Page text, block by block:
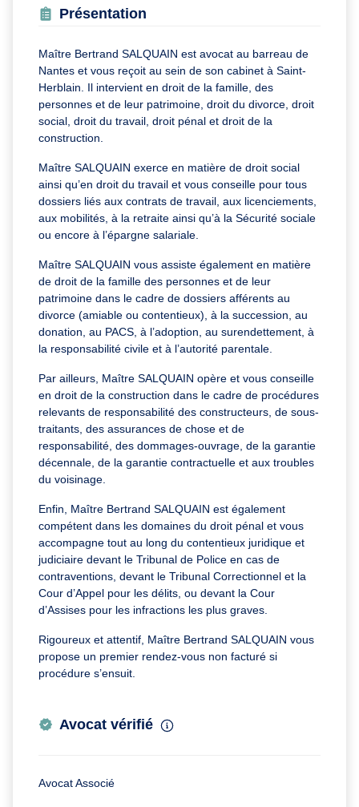
Présentation
Maître Bertrand SALQUAIN est avocat au barreau de
Nantes et vous reçoit au sein de son cabinet à Saint-
Herblain. Il intervient en droit de la famille, des
personnes et de leur patrimoine, droit du divorce, droit
social, droit du travail, droit pénal et droit de la
construction.
Maître SALQUAIN exerce en matière de droit social
ainsi qu’en droit du travail et vous conseille pour tous
dossiers liés aux contrats de travail, aux licenciements,
aux mobilités, à la retraite ainsi qu’à la Sécurité sociale
ou encore à l’épargne salariale.
Maître SALQUAIN vous assiste également en matière
de droit de la famille des personnes et de leur
patrimoine dans le cadre de dossiers afférents au
divorce (amiable ou contentieux), à la succession, au
donation, au PACS, à l’adoption, au surendettement, à
la responsabilité civile et à l’autorité parentale.
Par ailleurs, Maître SALQUAIN opère et vous conseille
en droit de la construction dans le cadre de procédures
relevants de responsabilité des constructeurs, de sous-
traitants, des assurances de chose et de
responsabilité, des dommages-ouvrage, de la garantie
décennale, de la garantie contractuelle et aux troubles
du voisinage.
Enfin, Maître Bertrand SALQUAIN est également
compétent dans les domaines du droit pénal et vous
accompagne tout au long du contentieux juridique et
judiciaire devant le Tribunal de Police en cas de
contraventions, devant le Tribunal Correctionnel et la
Cour d’Appel pour les délits, ou devant la Cour
d’Assises pour les infractions les plus graves.
Rigoureux et attentif, Maître Bertrand SALQUAIN vous
propose un premier rendez-vous non facturé si
procédure s’ensuit.
Avocat vérifié
Avocat Associé